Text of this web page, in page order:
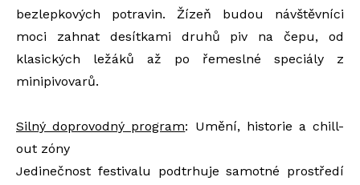
bezlepkových potravin. Žízeň budou návštěvníci
moci zahnat desítkami druhů piv na čepu, od
klasických ležáků až po řemeslné speciály z
minipivovarů.
Silný doprovodný program: Umění, historie a chill-
out zóny
Jedinečnost festivalu podtrhuje samotné prostředí